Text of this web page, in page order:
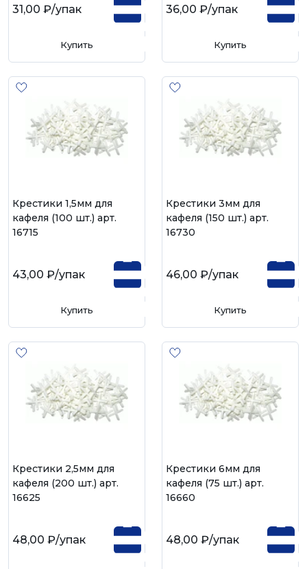
31,00 ₽/упак
Купить
36,00 ₽/упак
Купить
Крестики 1,5мм для
кафеля (100 шт.) арт.
16715
43,00 ₽/упак
Купить
Крестики 3мм для
кафеля (150 шт.) арт.
16730
46,00 ₽/упак
Купить
Крестики 2,5мм для
кафеля (200 шт.) арт.
16625
48,00 ₽/упак
Крестики 6мм для
кафеля (75 шт.) арт.
16660
48,00 ₽/упак